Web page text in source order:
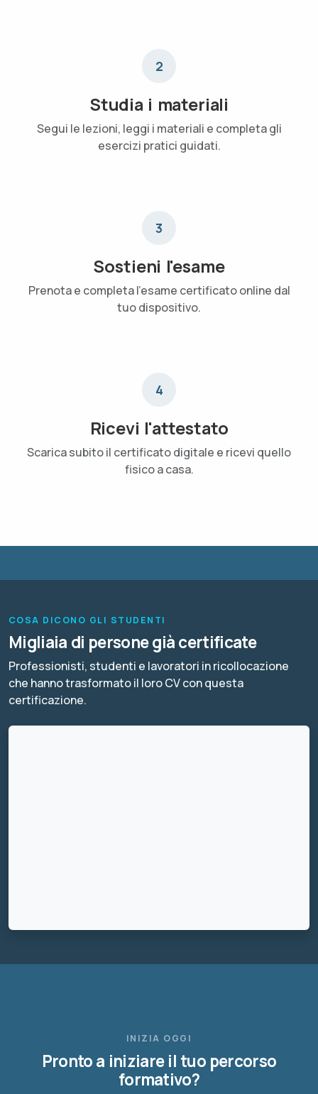
2
Studia i materiali
Segui le lezioni, leggi i materiali e completa gli
esercizi pratici guidati.
3
Sostieni l'esame
Prenota e completa l'esame certificato online dal
tuo dispositivo.
4
Ricevi l'attestato
Scarica subito il certificato digitale e ricevi quello
fisico a casa.
COSA DICONO GLI STUDENTI
Migliaia di persone già certificate
Professionisti, studenti e lavoratori in ricollocazione
che hanno trasformato il loro CV con questa
certificazione.
INIZIA OGGI
Pronto a iniziare il tuo percorso
formativo?